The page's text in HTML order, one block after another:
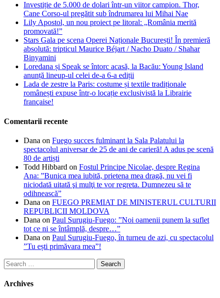
Investiție de 5.000 de dolari într-un viitor campion. Thor,
Cane Corso-ul pregătit sub îndrumarea lui Mihai Nae
Lily Apostol, un nou proiect pe litoral: „România merită
promovată!”
Stars Gala pe scena Operei Naționale București! În premieră
absolută: tripticul Maurice Béjart / Nacho Duato / Shahar
Binyamini
Loredana și Speak se întorc acasă, la Bacău: Young Island
anunță lineup-ul celei de-a 6-a ediții
Lada de zestre la Paris: costume și textile tradiționale
românești expuse într-o locație exclusivistă la Librairie
française!
Comentarii recente
Dana on Fuego succes fulminant la Sala Palatului la
spectacolul aniversar de 25 de ani de carieră! A adus pe scenă
80 de artiști
Todd Hibbard on Fostul Principe Nicolae, despre Regina
Ana: ”Bunica mea iubită, prietena mea dragă, nu vei fi
niciodată uitată şi mulţi te vor regreta. Dumnezeu să te
odihnească”
Dana on FUEGO PREMIAT DE MINISTERUL CULTURII
REPUBLICII MOLDOVA
Dana on Paul Surugiu-Fuego: ”Noi oamenii punem la suflet
tot ce ni se întâmplă, despre…”
Dana on Paul Surugiu-Fuego, în turneu de azi, cu spectacolul
”Tu ești primăvara mea”!
Search
for:
Archives